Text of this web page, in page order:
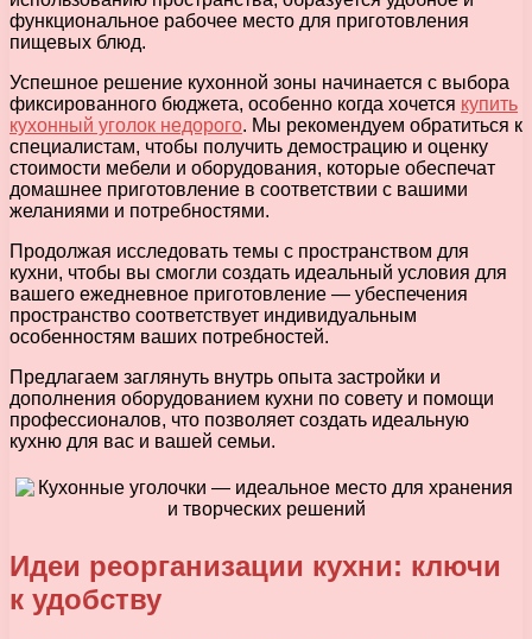
функциональное рабочее место для приготовления
пищевых блюд.
Успешное решение кухонной зоны начинается с выбора
фиксированного бюджета, особенно когда хочется купить
кухонный уголок недорого. Мы рекомендуем обратиться к
специалистам, чтобы получить демострацию и оценку
стоимости мебели и оборудования, которые обеспечат
домашнее приготовление в соответствии с вашими
желаниями и потребностями.
Продолжая исследовать темы с пространством для
кухни, чтобы вы смогли создать идеальный условия для
вашего ежедневное приготовление — убеспечения
пространство соответствует индивидуальным
особенностям ваших потребностей.
Предлагаем заглянуть внутрь опыта застройки и
дополнения оборудованием кухни по совету и помощи
профессионалов, что позволяет создать идеальную
кухню для вас и вашей семьи.
Идеи реорганизации кухни: ключи
к удобству